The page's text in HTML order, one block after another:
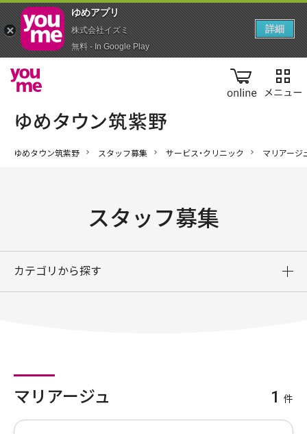
online
ゆめタウン筑紫野 スタッフ募集 サービス・クリニック マリアージ
スタッフ募集
カテゴリから探す
マリアージュ 1 件
ゆめアプ‪リ‬
株式会社イズミ
無料 - In Google Play
詳細